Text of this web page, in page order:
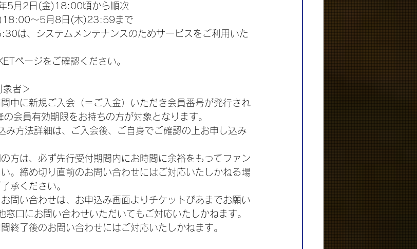
5月2日(金)18:00頃から順次
～5月8日(木)23:59まで
は、システムメンテナンスのためサービスをご利用いた
ページをご確認ください。
者＞
中に新規ご入会（＝ご入金）いただき会員番号が発行され
会員有効期限をお持ちの方が対象となります。
方法詳細は、ご入会後、ご自身でご確認の上お申し込み
方は、必ず先行受付期間内にお時間に余裕をもってファン
。締め切り直前のお問い合わせにはご対応いたしかねる場
承ください。
問い合わせは、お申込み画面よりチケットぴあまでお願い
窓口にお問い合わせいただいてもご対応いたしかねます。
終了後のお問い合わせにはご対応いたしかねます。